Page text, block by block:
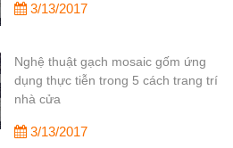
3/13/2017
Nghệ thuật gạch mosaic gốm ứng
dụng thực tiễn trong 5 cách trang trí
nhà cửa
3/13/2017